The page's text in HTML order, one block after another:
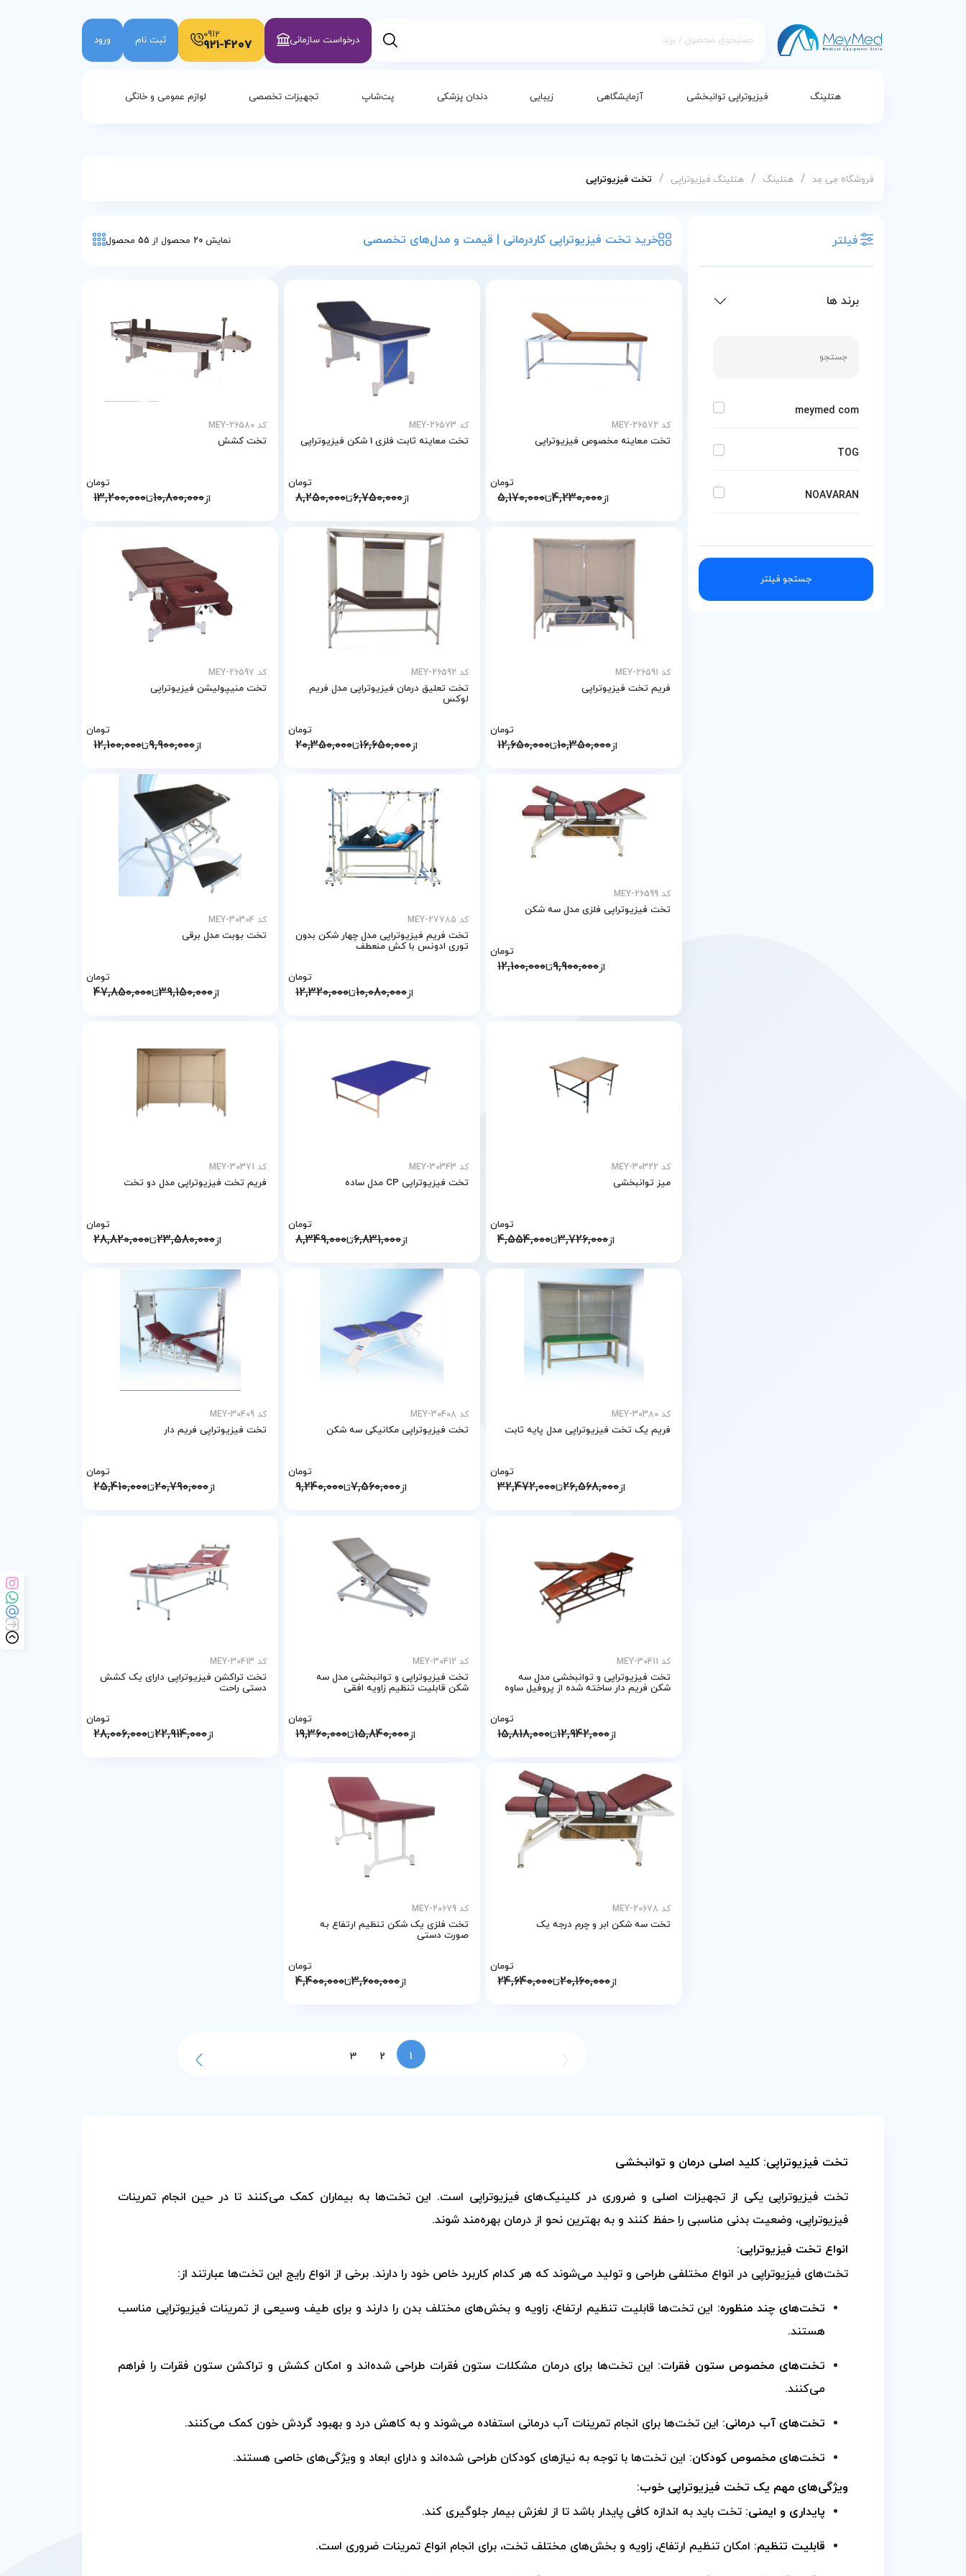
درخواست سازمانی 0912
921-4207 ثبت نام ورود
هتلینگ فیزیوتراپی توانبخشی آزمایشگاهی زیبایی دندان پزشکی پت‌شاپ تجهیزات تخصصی لوازم عمومی و خانگی
فروشگاه مِی مِد / هتلینگ / هتلینگ فیزیوتراپی / تخت فیزیوتراپی
فیلتر
برند ها
meymed com
TOG
NOAVARAN
tavantajhizجستجو فیلتر
خرید تخت فیزیوتراپی کاردرمانی | قیمت و مدل‌های تخصصی نمایش 20 محصول از 55 محصول
کد MEY-26572
تخت معاینه مخصوص فیزیوتراپی
از4,230,000تا5,170,000
تومان
کد MEY-26573
تخت معاینه ثابت فلزی 1 شکن فیزیوتراپی
از6,750,000تا8,250,000
تومان
کد MEY-26580
تخت کشش
از10,800,000تا13,200,000
تومان
کد MEY-26591
فریم تخت فیزیوتراپی
از10,350,000تا12,650,000
تومان
کد MEY-26592
تخت تعلیق درمان فیزیوتراپی مدل فریم
لوکس
از16,650,000تا20,350,000
تومان
کد MEY-26597
تخت منیپولیشن فیزیوتراپی
از9,900,000تا12,100,000
تومان
کد MEY-26599
تخت فیزیوتراپی فلزی مدل سه شکن
از9,900,000تا12,100,000
تومان
کد MEY-27785
تخت فریم فیزیوتراپی مدل چهار شکن بدون
توری ادونس با کش منعطف
از10,080,000تا12,320,000
تومان
کد MEY-30304
تخت بوبت مدل برقی
از39,150,000تا47,850,000
تومان
کد MEY-30322
میز توانبخشی
از3,726,000تا4,554,000
تومان
کد MEY-30343
تخت فیزیوتراپی CP مدل ساده
از6,831,000تا8,349,000
تومان
کد MEY-30371
فریم تخت فیزیوتراپی مدل دو تخت
از23,580,000تا28,820,000
تومان
کد MEY-30380
فریم یک تخت فیزیوتراپی مدل پایه ثابت
از26,568,000تا32,472,000
تومان
کد MEY-30408
تخت فیزیوتراپی مکانیکی سه شكن
از7,560,000تا9,240,000
تومان
کد MEY-30409
تخت فیزیوتراپی فریم دار
از20,790,000تا25,410,000
تومان
کد MEY-30411
تخت فیزیوتراپی و توانبخشی مدل سه
شکن فریم دار ساخته شده از پروفيل ساوه
از12,942,000تا15,818,000
تومان
کد MEY-30412
تخت فیزیوتراپی و توانبخشی مدل سه
شکن قابلیت تنظیم زاویه افقی
از15,840,000تا19,360,000
تومان
کد MEY-30413
تخت تراکشن فیزیوتراپی دارای يک کشش
دستی راحت
از22,914,000تا28,006,000
تومان
کد MEY-20678
تخت سه شکن ابر و چرم درجه یک
از20,160,000تا24,640,000
تومان
کد MEY-20679
تخت فلزی یک شکن تنظیم ارتفاع به
صورت دستی
از3,600,000تا4,400,000
تومان
1
2
3
تخت فیزیوتراپی: کلید اصلی درمان و توانبخشی
تخت فیزیوتراپی یکی از تجهیزات اصلی و ضروری در کلینیک‌های فیزیوتراپی است. این تخت‌ها به بیماران کمک می‌کنند تا در حین انجام تمرینات
فیزیوتراپی، وضعیت بدنی مناسبی را حفظ کنند و به بهترین نحو از درمان بهره‌مند شوند.
انواع تخت فیزیوتراپی:
تخت‌های فیزیوتراپی در انواع مختلفی طراحی و تولید می‌شوند که هر کدام کاربرد خاص خود را دارند. برخی از انواع رایج این تخت‌ها عبارتند از:
تخت‌های چند منظوره: این تخت‌ها قابلیت تنظیم ارتفاع، زاویه و بخش‌های مختلف بدن را دارند و برای طیف وسیعی از تمرینات فیزیوتراپی مناسب
هستند.
تخت‌های مخصوص ستون فقرات: این تخت‌ها برای درمان مشکلات ستون فقرات طراحی شده‌اند و امکان کشش و تراکشن ستون فقرات را فراهم
می‌کنند.
تخت‌های آب درمانی: این تخت‌ها برای انجام تمرینات آب درمانی استفاده می‌شوند و به کاهش درد و بهبود گردش خون کمک می‌کنند.
تخت‌های مخصوص کودکان: این تخت‌ها با توجه به نیازهای کودکان طراحی شده‌اند و دارای ابعاد و ویژگی‌های خاصی هستند.
ویژگی‌های مهم یک تخت فیزیوتراپی خوب:
پایداری و ایمنی: تخت باید به اندازه کافی پایدار باشد تا از لغزش بیمار جلوگیری کند.
قابلیت تنظیم: امکان تنظیم ارتفاع، زاویه و بخش‌های مختلف تخت، برای انجام انواع تمرینات ضروری است.